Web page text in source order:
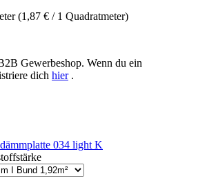
(1,87 € / 1 Quadratmeter)
Gewerbeshop. Wenn du ein
dich hier.
034 light K